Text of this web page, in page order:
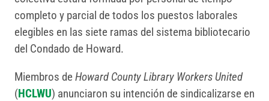
completo y parcial de todos los puestos laborales
elegibles en las siete ramas del sistema bibliotecario
del Condado de Howard.
Miembros deHoward County Library Workers United
(HCLWU) anunciaron su intención de sindicalizarse en